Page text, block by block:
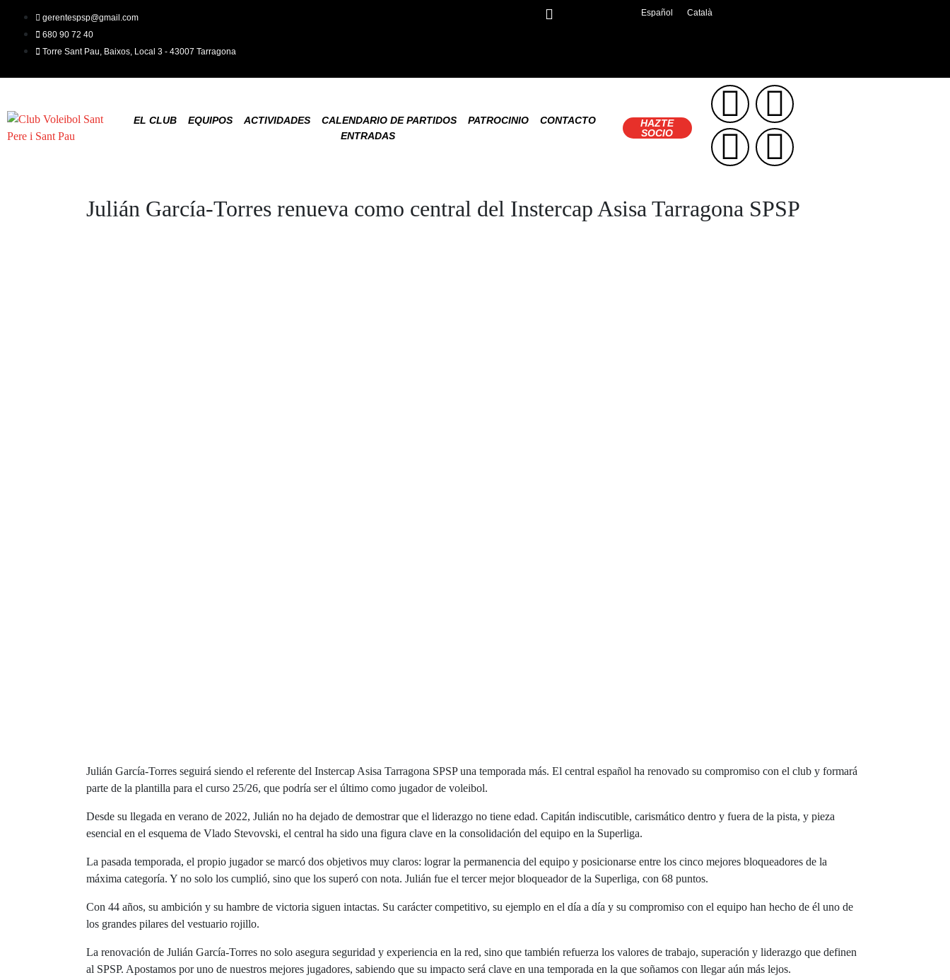
gerentespsp@gmail.com
680 90 72 40
Torre Sant Pau, Baixos, Local 3 - 43007 Tarragona
Español Català
EL CLUB EQUIPOS ACTIVIDADES CALENDARIO DE PARTIDOS PATROCINIO
CONTACTO
ENTRADAS
HAZTE
SOCIO
Julián García-Torres renueva como central del Instercap Asisa Tarragona SPSP
Julián García-Torres seguirá siendo el referente del Instercap Asisa Tarragona SPSP una temporada más. El central español ha renovado su compromiso con el club y formará
parte de la plantilla para el curso 25/26, que podría ser el último como jugador de voleibol.
Desde su llegada en verano de 2022, Julián no ha dejado de demostrar que el liderazgo no tiene edad. Capitán indiscutible, carismático dentro y fuera de la pista, y pieza
esencial en el esquema de Vlado Stevovski, el central ha sido una figura clave en la consolidación del equipo en la Superliga.
La pasada temporada, el propio jugador se marcó dos objetivos muy claros: lograr la permanencia del equipo y posicionarse entre los cinco mejores bloqueadores de la
máxima categoría. Y no solo los cumplió, sino que los superó con nota. Julián fue el tercer mejor bloqueador de la Superliga, con 68 puntos.
Con 44 años, su ambición y su hambre de victoria siguen intactas. Su carácter competitivo, su ejemplo en el día a día y su compromiso con el equipo han hecho de él uno de
los grandes pilares del vestuario rojillo.
La renovación de Julián García-Torres no solo asegura seguridad y experiencia en la red, sino que también refuerza los valores de trabajo, superación y liderazgo que definen
al SPSP. Apostamos por uno de nuestros mejores jugadores, sabiendo que su impacto será clave en una temporada en la que soñamos con llegar aún más lejos.